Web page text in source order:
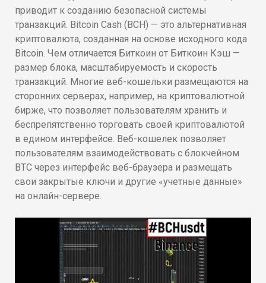
приводит к созданию безопасной системы
транзакций. Bitcoin Cash (BCH) — это альтернативная
криптовалюта, созданная на основе исходного кода
Bitcoin. Чем отличается Биткоин от Биткоин Кэш —
размер блока, масштабируемость и скорость
транзакций. Многие веб-кошельки размещаются на
сторонних серверах, например, на криптовалютной
бирже, что позволяет пользователям хранить и
беспрепятственно торговать своей криптовалютой
в едином интерфейсе. Веб-кошелек позволяет
пользователям взаимодействовать с блокчейном
BTC через интерфейс веб-браузера и размещать
свои закрытые ключи и другие «учетные данные»
на онлайн-сервере.